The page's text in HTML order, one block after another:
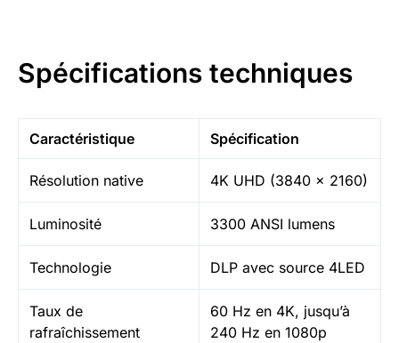
Spécifications techniques
Caractéristique Spécification
Résolution native 4K UHD (3840 x 2160)
Luminosité 3300 ANSI lumens
Technologie DLP avec source 4LED
Taux de
rafraîchissement
60 Hz en 4K, jusqu’à
240 Hz en 1080p